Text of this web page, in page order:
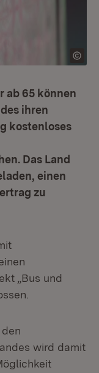
ab 65 können
ihren
kostenloses
Das Land
einen
zu
„Bus und
wird damit